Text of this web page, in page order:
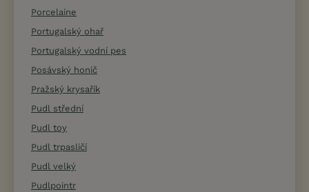
Porcelaine
Portugalský ohař
Portugalský vodní pes
Posávský honič
Pražský krysařík
Pudl střední
Pudl toy
Pudl trpasličí
Pudl velký
Pudlpointr